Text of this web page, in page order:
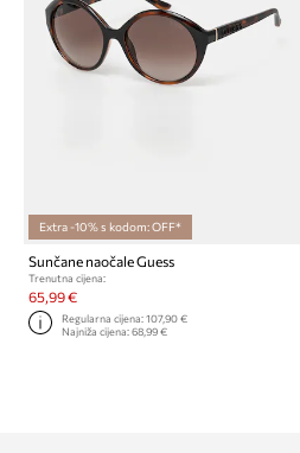
Extra -10% s kodom: OFF*
Sunčane naočale Guess
Trenutna cijena:
65,99 €
Regularna cijena:107,90 €
Najniža cijena:68,99 €